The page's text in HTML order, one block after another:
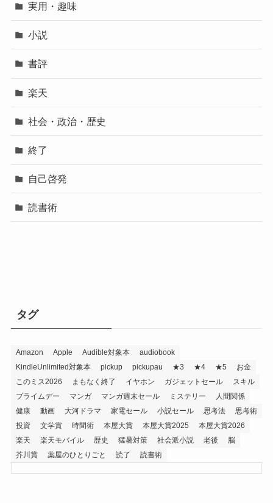
実用・趣味
小説
書評
楽天
社会・政治・歴史
終了
自己啓発
読書術
タグ
Amazon Apple Audible対象本
audiobook
KindleUnlimited対象本
pickup pickupau ★3 ★4 ★5
お金
このミス2026
まもなく終了 イヤホン ガジェットセール
スキル
プライムデー
マンガ マンガ週末セール ミステリー
人間関係
健康
動画 大河ドラマ 家電セール 小説セール 思考法
思考術
投資
文学賞 時間術 本屋大賞 本屋大賞2025
本屋大賞2026
楽天
楽天モバイル 歴史 猛暑対策 社会派小説 老後
脳
芥川賞
薬屋のひとりごと 読了 読書術